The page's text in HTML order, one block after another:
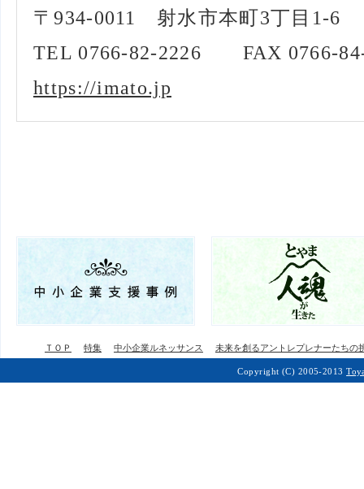
〒934-0011 射水市本町3丁目1-6
TEL 0766-82-2226 FAX 0766-
https://imato.jp
ＴＯＰ 特集 中小企業ルネッサンス 未来を創るアントレプレナーたちの
Copyright (C) 2005-2013